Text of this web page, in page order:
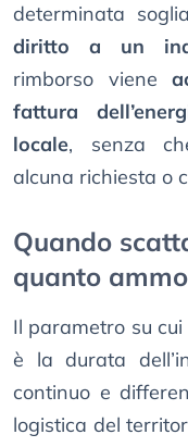
determinata
diritto a un
rimborso viene
fattura
locale, senza
alcuna richiesta o
Quando
quanto
Il parametro su
è la durata
continuo e
logistica del